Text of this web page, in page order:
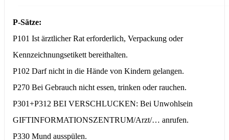
P-Sätze:
P101 Ist ärztlicher Rat erforderlich, Verpackung oder
Kennzeichnungsetikett bereithalten.
P102 Darf nicht in die Hände von Kindern gelangen.
P270 Bei Gebrauch nicht essen, trinken oder rauchen.
P301+P312 BEI VERSCHLUCKEN: Bei Unwohlsein
GIFTINFORMATIONSZENTRUM/Arzt/… anrufen.
P330 Mund ausspülen.